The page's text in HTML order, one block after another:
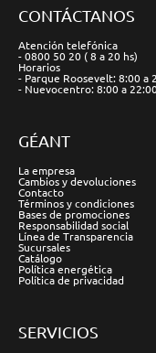
CONTÁCTANOS
Atención telefónica
- 0800 50 20 ( 8 a 20 hs)
Horarios
- Parque Roosevelt: 8:00 a
- Nuevocentro: 8:00 a
GÉANT
La empresa
Cambios y devoluciones
Contacto
Términos y condiciones
Bases de promociones
Responsabilidad social
Línea de Transparencia
Sucursales
Catálogo
Política energética
Política de privacidad
SERVICIOS